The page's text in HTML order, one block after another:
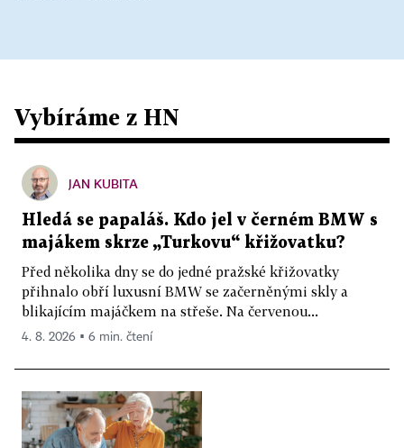
Vybíráme z HN
JAN KUBITA
Hledá se papaláš. Kdo jel v černém BMW s
majákem skrze „Turkovu“ křižovatku?
Před několika dny se do jedné pražské křižovatky
přihnalo obří luxusní BMW se začerněnými skly a
blikajícím majáčkem na střeše. Na červenou...
4. 8. 2026 ▪ 6 min. čtení